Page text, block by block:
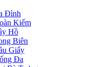
Đình
Kiếm
Hồ
Biên
Giấy
Đa